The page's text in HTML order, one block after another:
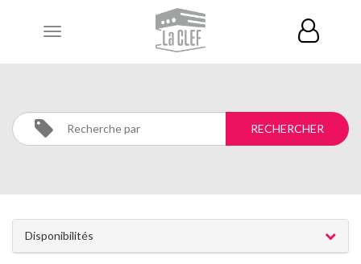
Toggle
MULTIMEDIA
Activités
Disponibilités